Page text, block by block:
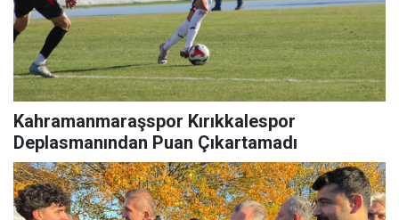
Kahramanmaraşspor Kırıkkalespor
Deplasmanından Puan Çıkartamadı